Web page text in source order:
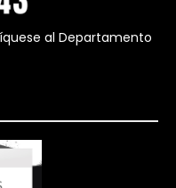
al Departamento